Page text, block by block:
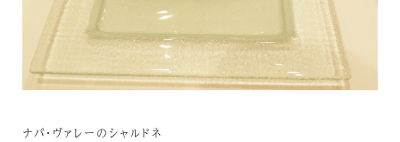
ナパ・ヴァレーのシャルドネ